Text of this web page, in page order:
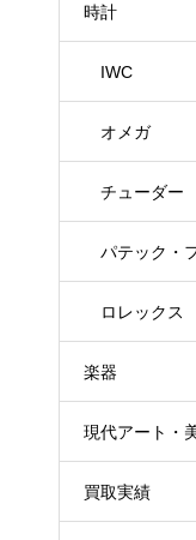
時計
IWC
オメガ
チューダー
パテック・
ロレックス
楽器
現代アート・
買取実績